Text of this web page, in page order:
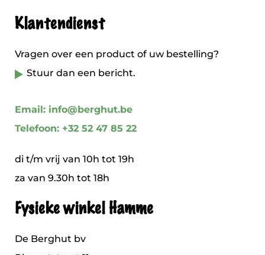
Klantendienst
Vragen over een product of uw bestelling?
Stuur dan een bericht.
Email: info@berghut.be
Telefoon: +32 52 47 85 22
di t/m vrij van 10h tot 19h
za van 9.30h tot 18h
Fysieke winkel Hamme
De Berghut bv